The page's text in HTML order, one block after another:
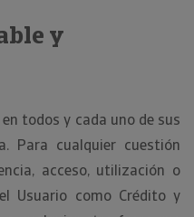
y
todos y cada uno de sus
Para cualquier cuestión
acceso, utilización o
Usuario como Crédito y